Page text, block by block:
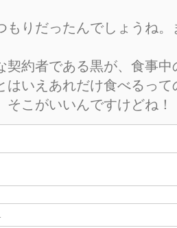
もりだったんでしょうね
契約者である黒が、食事中
はいえあれだけ食べるっ
こがいいんですけどね！